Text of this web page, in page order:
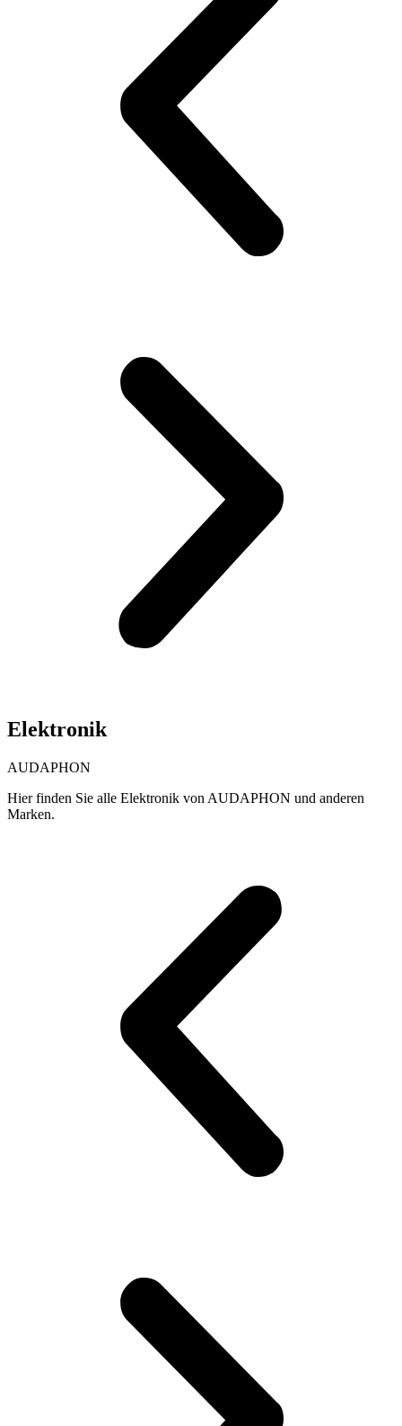
Elektronik
AUDAPHON
Hier finden Sie alle Elektronik von AUDAPHON und anderen
Marken.